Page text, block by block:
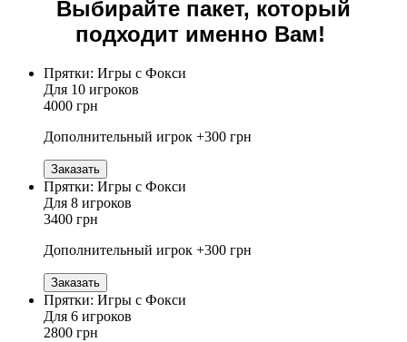
Выбирайте пакет, который
подходит именно Вам!
Прятки: Игры с Фокси
Для 10 игроков
4000 грн
Дополнительный игрок +300 грн
Заказать
Прятки: Игры с Фокси
Для 8 игроков
3400 грн
Дополнительный игрок +300 грн
Заказать
Прятки: Игры с Фокси
Для 6 игроков
2800 грн